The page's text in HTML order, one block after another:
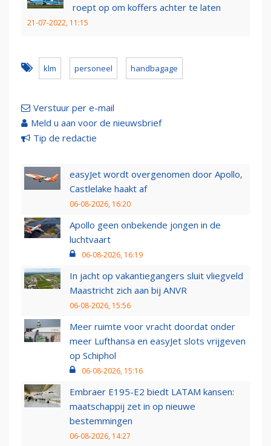
roept op om koffers achter te laten
21-07-2022, 11:15
klm personeel handbagage
Verstuur per e-mail
Meld u aan voor de nieuwsbrief
Tip de redactie
easyJet wordt overgenomen door Apollo,
Castlelake haakt af
06-08-2026, 16:20
Apollo geen onbekende jongen in de
luchtvaart
06-08-2026, 16:19
In jacht op vakantiegangers sluit vliegveld
Maastricht zich aan bij ANVR
06-08-2026, 15:56
Meer ruimte voor vracht doordat onder
meer Lufthansa en easyJet slots vrijgeven
op Schiphol
06-08-2026, 15:16
Embraer E195-E2 biedt LATAM kansen:
maatschappij zet in op nieuwe
bestemmingen
06-08-2026, 14:27